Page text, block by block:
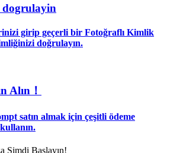
girip geçerli bir Fotoğraflı Kimlik
doğrulayın.
Alın！
satın almak için çeşitli ödeme
Şimdi Başlayın!